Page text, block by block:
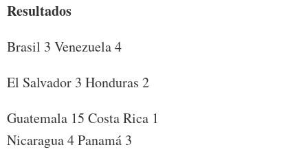
Resultados
Brasil 3 Venezuela 4
El Salvador 3 Honduras 2
Guatemala 15 Costa Rica 1
Nicaragua 4 Panamá 3